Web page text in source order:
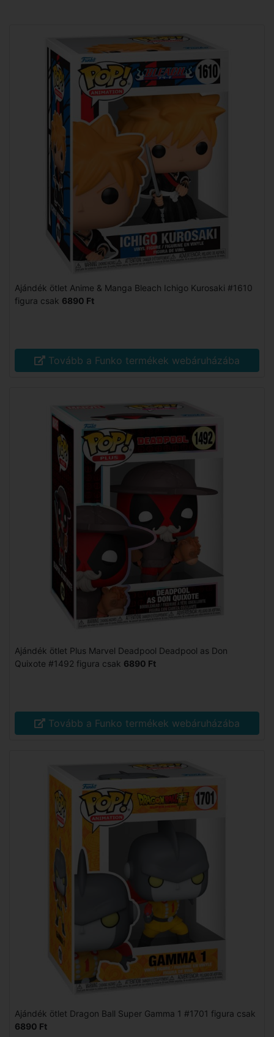
Ajándék ötlet Anime & Manga Bleach Ichigo Kurosaki #1610
figura csak 6890 Ft
Tovább a Funko termékek webáruházába
Ajándék ötlet Plus Marvel Deadpool Deadpool as Don
Quixote #1492 figura csak 6890 Ft
Tovább a Funko termékek webáruházába
Ajándék ötlet Dragon Ball Super Gamma 1 #1701 figura csak
6890 Ft